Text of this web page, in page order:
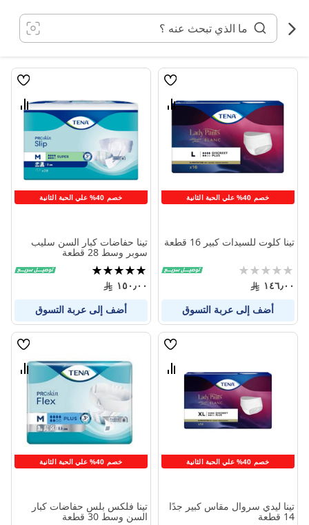
المحتوى
خصم 40% علي الحبة الثانية
قائمة
قارن
تينا كلوت للسيدات كبير 16 قطعة
Rating:
١٤٦٫٠٠
أضف إلى عربة التسوق
خصم 40% علي الحبة الثانية
قائمة
قارن
تينا حفاضات كبار السن سليب
سوبر وسط 28 قطعة
تقييم:
100%
١٥٠٫٠٠
أضف إلى عربة التسوق
خصم 40% علي الحبة الثانية
قائمة
قارن
تينا ليدي سروال مقاس كبير جدًا
14 قطعة
خصم 40% علي الحبة الثانية
قائمة
قارن
تينا فلكس بلس حفاضات كبار
السن وسط 30 قطعة